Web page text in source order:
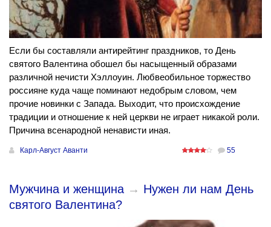
Если бы составляли антирейтинг праздников, то День
святого Валентина обошел бы насыщенный образами
различной нечисти Хэллоуин. Любвеобильное торжество
россияне куда чаще поминают недобрым словом, чем
прочие новинки с Запада. Выходит, что происхождение
традиции и отношение к ней церкви не играет никакой роли.
Причина всенародной ненависти иная.
Карл-Август Аванти 55
Мужчина и женщина → Нужен ли нам День
святого Валентина?